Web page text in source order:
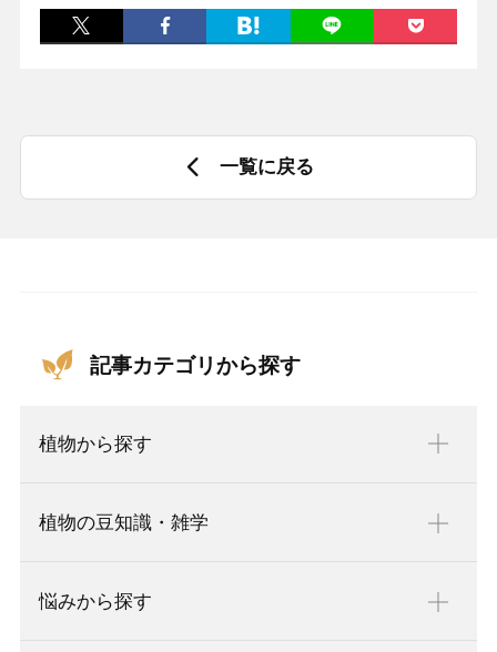
一覧に戻る
記事カテゴリから探す
植物から探す
植物の豆知識・雑学
悩みから探す